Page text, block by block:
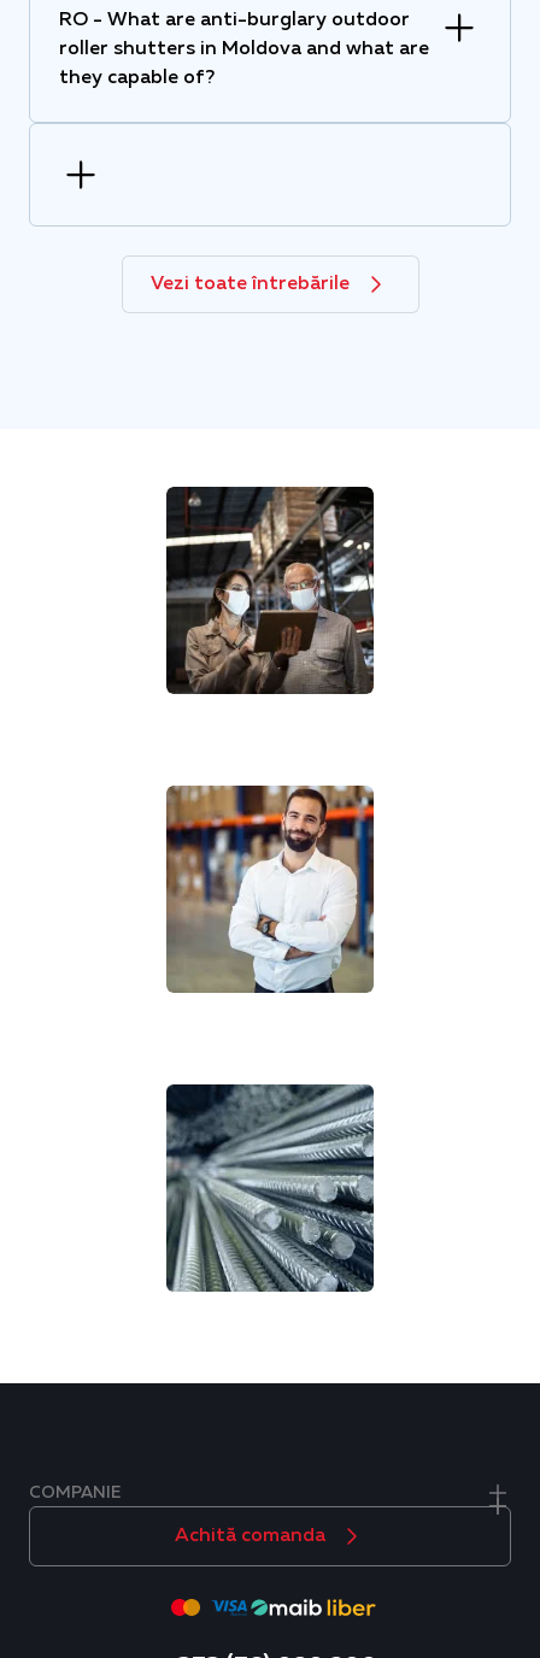
RO - What are anti-burglary outdoor
roller shutters in Moldova and what are
they capable of?
Vezi toate întrebările
COMPANIE
Achită comanda